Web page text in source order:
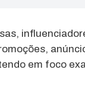
em foco